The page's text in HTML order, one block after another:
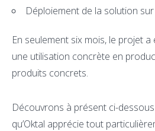
Déploiement de la solution
En seulement six mois, le projet
une utilisation concrète en
produits concrets.
Découvrons à présent ci-
qu’Oktal apprécie tout